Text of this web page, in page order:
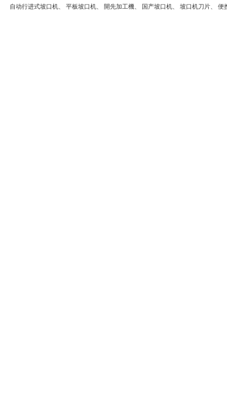
自动行进式坡口机、 平板坡口机、 開先加工機、 国产坡口机、 坡口机刀片、 便